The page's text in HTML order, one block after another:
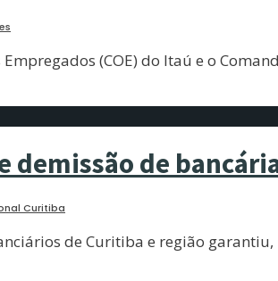
(COE) do Itaú e o
demissão de
Curitiba
de Curitiba e região